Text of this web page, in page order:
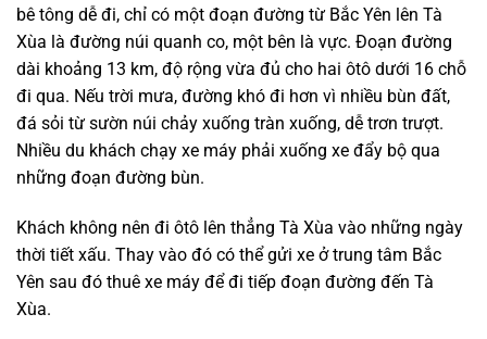
bê tông dễ đi, chỉ có một đoạn đường từ Bắc Yên lên Tà
Xùa là đường núi quanh co, một bên là vực. Đoạn đường
dài khoảng 13 km, độ rộng vừa đủ cho hai ôtô dưới 16 chỗ
đi qua. Nếu trời mưa, đường khó đi hơn vì nhiều bùn đất,
đá sỏi từ sườn núi chảy xuống tràn xuống, dễ trơn trượt.
Nhiều du khách chạy xe máy phải xuống xe đẩy bộ qua
những đoạn đường bùn.
Khách không nên đi ôtô lên thẳng Tà Xùa vào những ngày
thời tiết xấu. Thay vào đó có thể gửi xe ở trung tâm Bắc
Yên sau đó thuê xe máy để đi tiếp đoạn đường đến Tà
Xùa.